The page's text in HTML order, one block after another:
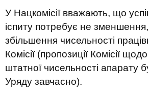
У Нацкомісії вважають, що
іспиту потребує не
збільшення чисельності
Комісії (пропозиції Комісії
штатної чисельності апарату
Уряду завчасно).